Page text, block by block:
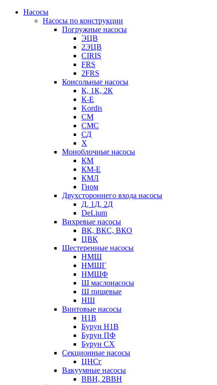
Насосы
Насосы по конструкции
Погружные насосы
ЭЦВ
2ЭЦВ
CIRIS
FRS
2FRS
Консольные насосы
К, 1К, 2К
К-Е
Kordis
СМ
СМС
СД
Х
Моноблочные насосы
КМ
КМ-Е
КМЛ
Гном
Двухстороннего входа насосы
Д, 1Д, 2Д
DeLium
Вихревые насосы
ВК, ВКС, ВКО
ЦВК
Шестеренные насосы
НМШ
НМШГ
НМШФ
Ш маслонасосы
Ш пищевые
НШ
Винтовые насосы
Н1В
Бурун Н1В
Бурун ПФ
Бурун СХ
Секционные насосы
ЦНСг
Вакуумные насосы
ВВН, 2ВВН